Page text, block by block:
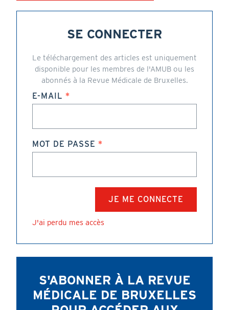
SE CONNECTER
Le téléchargement des articles est uniquement
disponible pour les membres de l'AMUB ou les
abonnés à la Revue Médicale de Bruxelles.
E-MAIL
MOT DE PASSE
J'ai perdu mes accès
S'ABONNER À LA REVUE
MÉDICALE DE BRUXELLES